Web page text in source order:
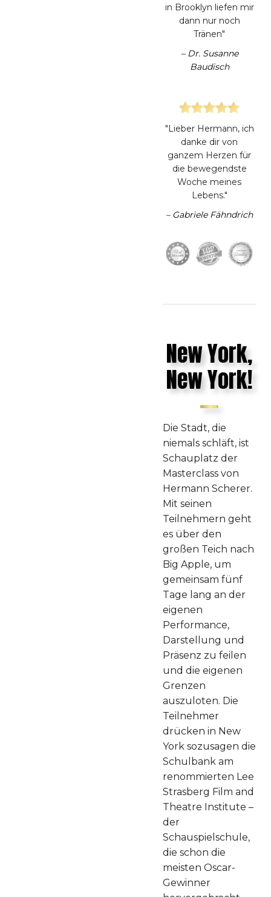
in Brooklyn liefen mir
dann nur noch
Tränen"
– Dr. Susanne
Baudisch
"Lieber Hermann, ich
danke dir von
ganzem Herzen für
die bewegendste
Woche meines
Lebens."
– Gabriele Fähndrich
New York,
New York!
Die Stadt, die
niemals schläft, ist
Schauplatz der
Masterclass von
Hermann Scherer.
Mit seinen
Teilnehmern geht
es über den
großen Teich nach
Big Apple, um
gemeinsam fünf
Tage lang an der
eigenen
Performance,
Darstellung und
Präsenz zu feilen
und die eigenen
Grenzen
auszuloten. Die
Teilnehmer
drücken in New
York sozusagen die
Schulbank am
renommierten Lee
Strasberg Film and
Theatre Institute –
der
Schauspielschule,
die schon die
meisten Oscar-
Gewinner